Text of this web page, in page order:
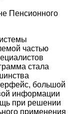
Пенсионного
частью
стала
большой
информации
при решении
применения